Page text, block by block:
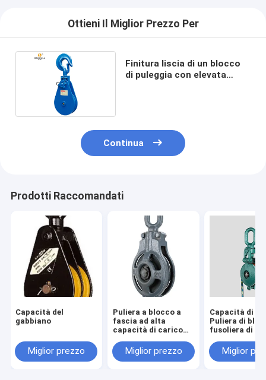
Ottieni Il Miglior Prezzo Per
Finitura liscia di un blocco
di puleggia con elevata
Continua
Prodotti Raccomandati
Capacità del
gabbiano
Miglior prezzo
Puliera a blocco a
fascia ad alta
capacità di carico
modelloMiglior prezzo
Capacità di
Puliera di
fusoliera di
argento per
sollevamento
Miglior